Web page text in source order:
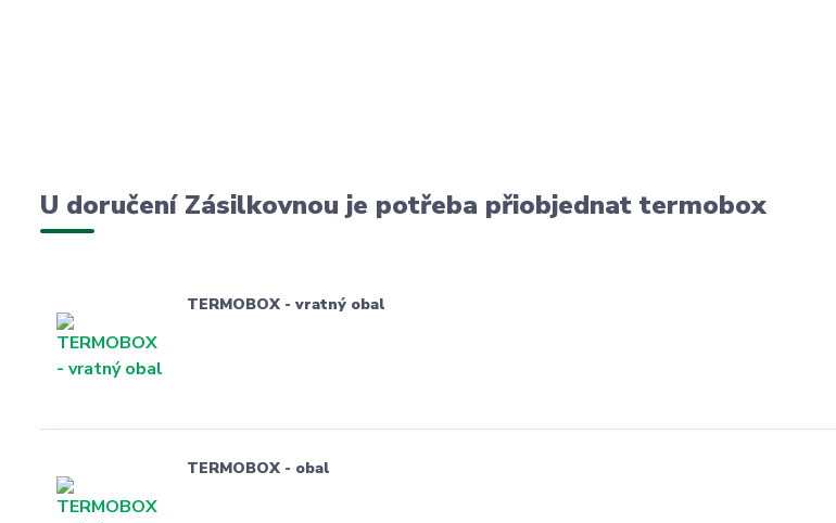
U doručení Zásilkovnou je potřeba přiobjednat termobox
TERMOBOX - vratný obal
TERMOBOX - obal